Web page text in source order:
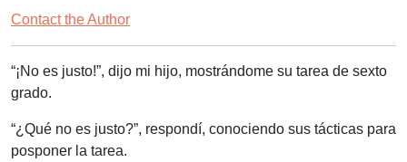
Contact the Author
“¡No es justo!”, dijo mi hijo, mostrándome su tarea de sexto
grado.
“¿Qué no es justo?”, respondí, conociendo sus tácticas para
posponer la tarea.